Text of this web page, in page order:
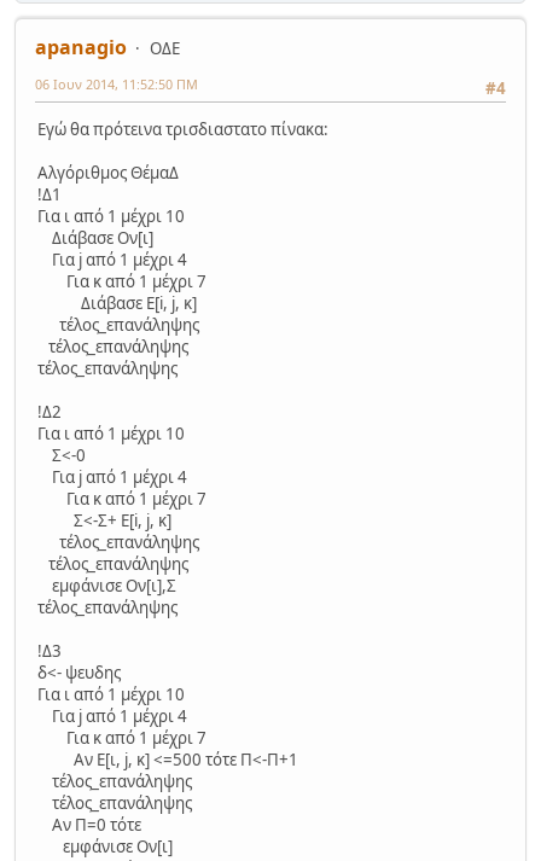
apanagio
ΟΔΕ
#4
06 Ιουν 2014, 11:52:50 ΠΜ
Εγώ θα πρότεινα τρισδιαστατο πίνακα:
Αλγόριθμος ΘέμαΔ
!Δ1
Για ι από 1 μέχρι 10
Διάβασε Ον[ι]
Για j από 1 μέχρι 4
Για κ από 1 μέχρι 7
Διάβασε Ε[i, j, κ]
τέλος_επανάληψης
τέλος_επανάληψης
τέλος_επανάληψης
!Δ2
Για ι από 1 μέχρι 10
Σ<-0
Για j από 1 μέχρι 4
Για κ από 1 μέχρι 7
Σ<-Σ+ Ε[i, j, κ]
τέλος_επανάληψης
τέλος_επανάληψης
εμφάνισε Ον[ι],Σ
τέλος_επανάληψης
!Δ3
δ<- ψευδης
Για ι από 1 μέχρι 10
Για j από 1 μέχρι 4
Για κ από 1 μέχρι 7
Αν Ε[ι, j, κ] <=500 τότε Π<-Π+1
τέλος_επανάληψης
τέλος_επανάληψης
Αν Π=0 τότε
εμφάνισε Ον[ι]